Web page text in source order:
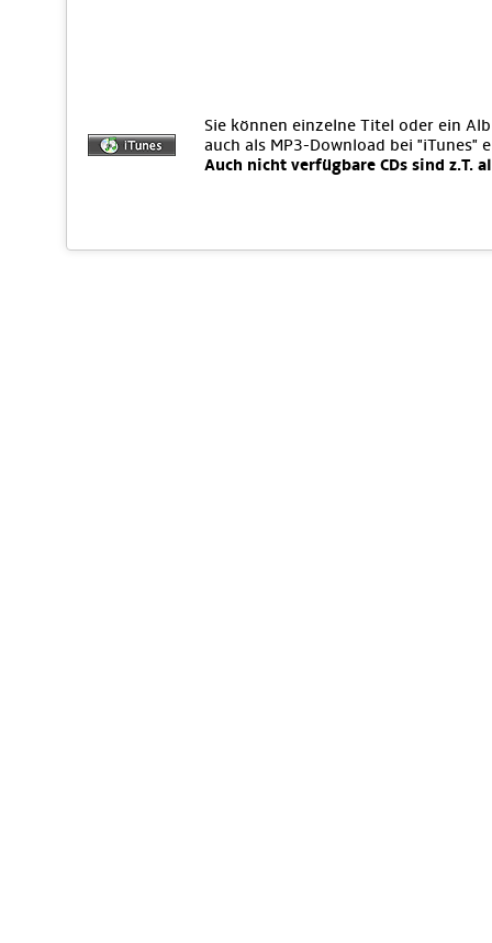
Sie können einzelne Titel oder ein
auch als MP3-Download bei "iTunes"
Auch nicht verfügbare CDs sind z.T.